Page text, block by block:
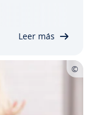
web con
Leer más